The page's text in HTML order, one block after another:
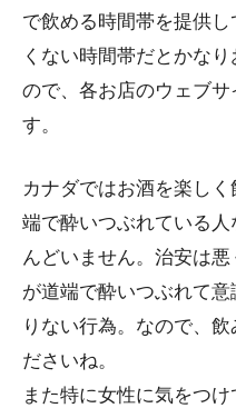
で飲める時間帯を提供
くない時間帯だとかな
ので、各お店のウェブ
す。
カナダではお酒を楽し
端で酔いつぶれている
んどいません。治安は
が道端で酔いつぶれて
りない行為。なので、
ださいね。
また特に女性に気をつ